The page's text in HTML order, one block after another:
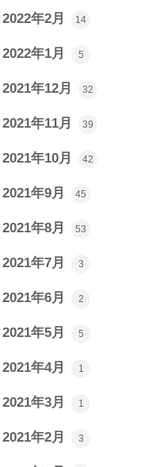
2022年2月 14
2022年1月 5
2021年12月 32
2021年11月 39
2021年10月 42
2021年9月 45
2021年8月 53
2021年7月 3
2021年6月 2
2021年5月 5
2021年4月 1
2021年3月 1
2021年2月 3